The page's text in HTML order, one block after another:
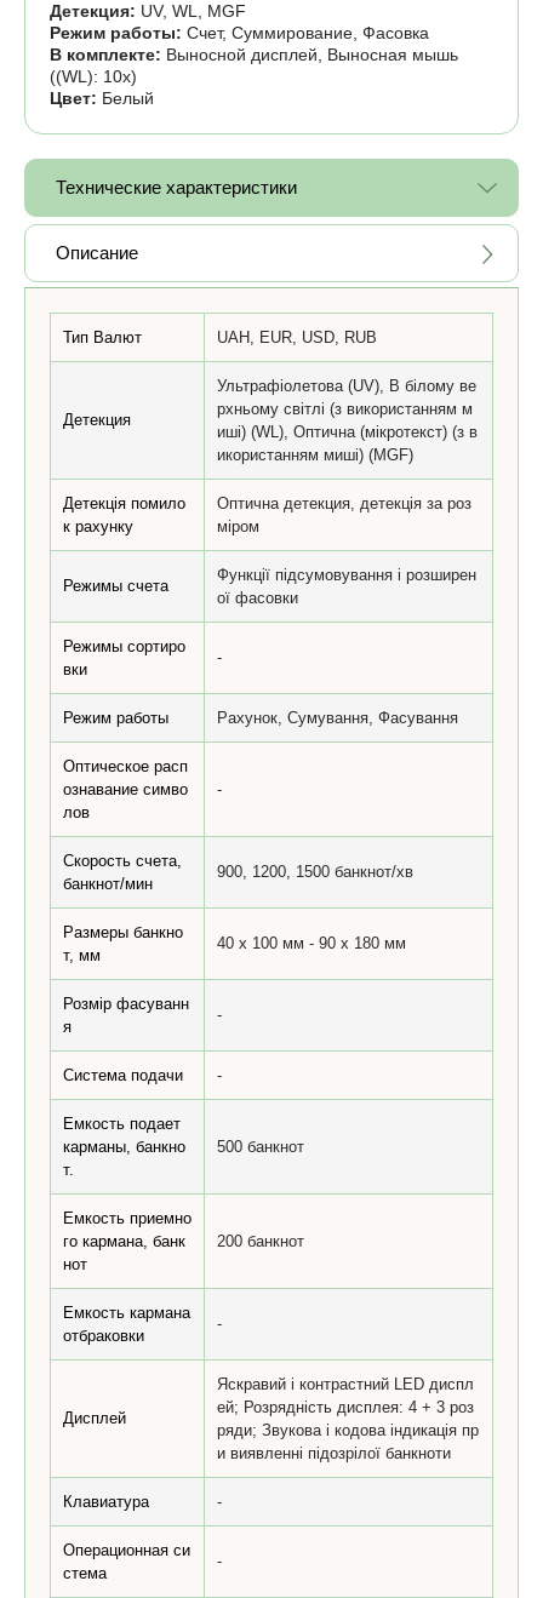
Детекция: UV, WL, MGF
Режим работы: Счет, Суммирование, Фасовка
В комплекте: Выносной дисплей, Выносная мышь
((WL): 10х)
Цвет: Белый
Технические характеристики
Описание
Тип Валют UAH, EUR, USD, RUB
Детекция
Ультрафіолетова (UV), В білому ве
рхньому світлі (з використанням м
иші) (WL), Оптична (мікротекст) (з в
икористанням миші) (MGF)
Детекція помило
к рахунку
Оптична детекция, детекція за роз
міром
Режимы счета
Функції підсумовування і розширен
ої фасовки
Режимы сортиро
вки
-
Режим работы Рахунок, Сумування, Фасування
Оптическое расп
ознавание симво
лов
-
Скорость счета,
банкнот/мин
900, 1200, 1500 банкнот/хв
Размеры банкно
т, мм
40 х 100 мм - 90 x 180 мм
Розмір фасуванн
я
-
Система подачи -
Емкость подает
карманы, банкно
т.
500 банкнот
Емкость приемно
го кармана, банк
нот
200 банкнот
Емкость кармана
отбраковки
-
Дисплей
Яскравий і контрастний LED диспл
ей; Розрядність дисплея: 4 + 3 роз
ряди; Звукова і кодова індикація пр
и виявленні підозрілої банкноти
Клавиатура -
Операционная си
стема
-